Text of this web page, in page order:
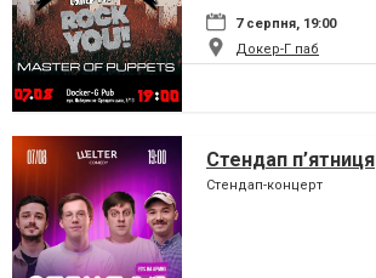
7 серпня, 19:00
Докер-Г паб
Стендап п’ятниця
Стендап-концерт